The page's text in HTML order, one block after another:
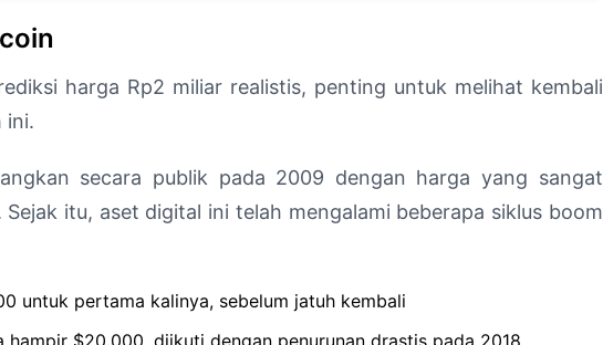
harga Rp2 miliar realistis, penting untuk melihat kembali
ini.
secara publik pada 2009 dengan harga yang sangat
itu, aset digital ini telah mengalami beberapa siklus boom
untuk pertama kalinya, sebelum jatuh kembali
hampir $20.000, diikuti dengan penurunan drastis pada 2018